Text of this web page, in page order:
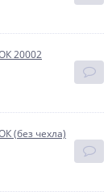
20002
(без чехла)